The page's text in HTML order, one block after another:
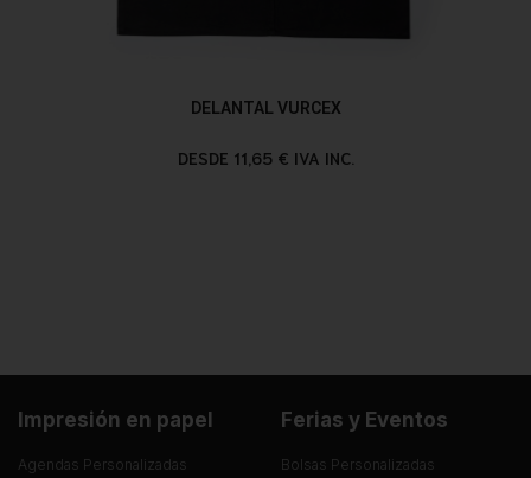
DELANTAL VURCEX
DESDE 11,65 € IVA INC.
Impresión en papel
Agendas Personalizadas
Ferias y Eventos
Bolsas Personalizadas